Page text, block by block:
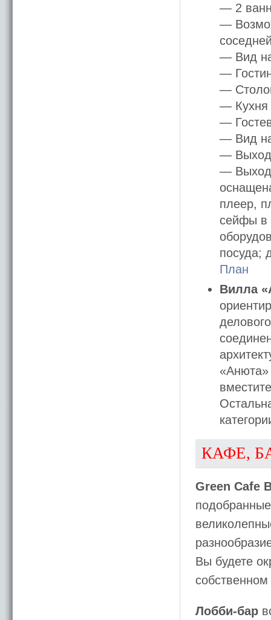
— 2
—
— Вид
—
—
— Кухня
—
— Вид
— Выход
— Выход
плеер,
сейфы в
посуда;
План
Вилла
«Анюта»
КАФЕ,
Green Cafe
Вы будете
Лобби-бар